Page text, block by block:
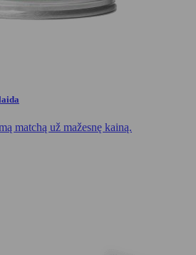
matchą už mažesnę kainą.